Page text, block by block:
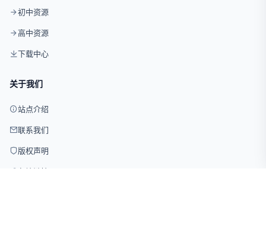
初中资源
高中资源
下载中心
关于我们
站点介绍
联系我们
版权声明
友情链接